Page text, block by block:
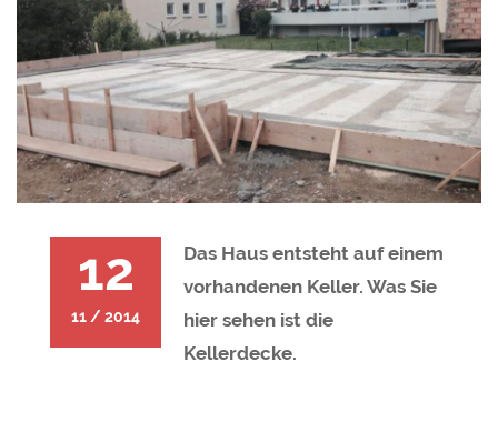
12
11 / 2014
Das Haus entsteht auf einem
vorhandenen Keller. Was Sie
hier sehen ist die
Kellerdecke.